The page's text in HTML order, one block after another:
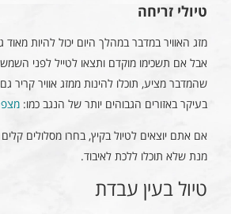
טיולי זריחה
מזג האוויר במדבר במהלך היום יכול להיות מאוד
אבל אם תשכימו מוקדם ותצאו לטייל לפני
שהמדבר מציע, תוכלו להינות ממזג אוויר קריר
בעיקר באזורים הגבוהים יותר של הנגב כמו:
אם אתם יוצאים לטיול בקיץ, בחרו מסלולים
מנת שלא תוכלו ללכת לאיבוד.
טיול בעין עבדת